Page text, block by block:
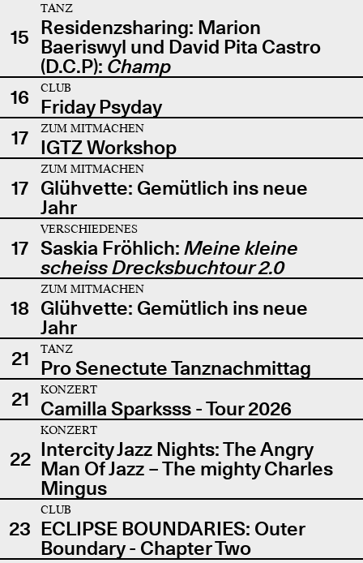
15
TANZ
Residenzsharing: Marion
Baeriswyl und David Pita Castro
(D.C.P): Champ
16
CLUB
Friday Psyday
17
ZUM MITMACHEN
IGTZ Workshop
17
ZUM MITMACHEN
Glühvette: Gemütlich ins neue
Jahr
17
VERSCHIEDENES
Saskia Fröhlich: Meine kleine
scheiss Drecksbuchtour 2.0
18
ZUM MITMACHEN
Glühvette: Gemütlich ins neue
Jahr
21
TANZ
Pro Senectute Tanznachmittag
21
KONZERT
Camilla Sparksss - Tour 2026
22
KONZERT
Intercity Jazz Nights: The Angry
Man Of Jazz – The mighty Charles
Mingus
23
CLUB
ECLIPSE BOUNDARIES: Outer
Boundary - Chapter Two